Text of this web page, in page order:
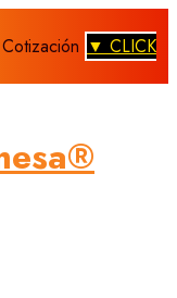
▼ CLICK